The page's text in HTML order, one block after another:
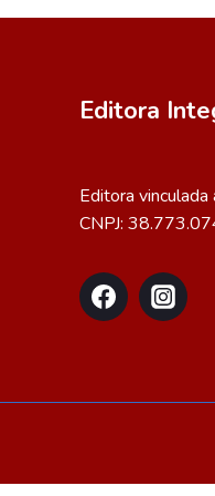
Editora
Editora
CNPJ: